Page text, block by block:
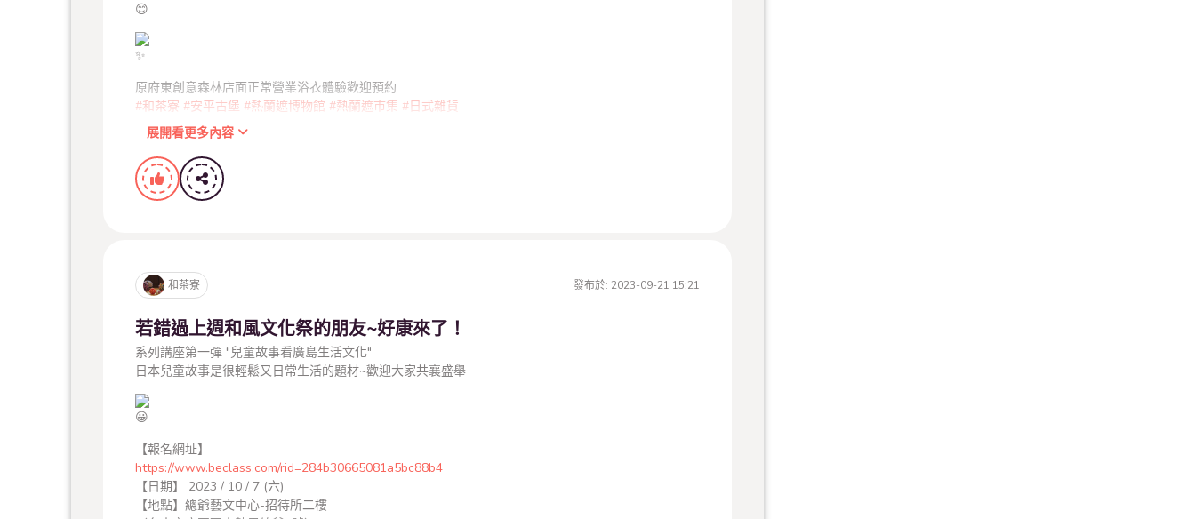
名物文旦&特色系列商品通通帶回家吧!
#總爺藝文中心 #2023總爺和風文化祭
#廣島縣傳統工藝特展 #和風市集 #秋柚日和市集​
#和太鼓祭音
#宮島飯匙熊野筆書寫體驗
#御守體驗
#9月17日下午2點30分開幕式
原府東創意森林店面正常營業浴衣體驗歡迎預約
#和茶寮 #安平古堡 #熱蘭遮博物館 #熱蘭遮市集 #日式雜貨
展開看更多內容
和茶寮 發布於: 2023-09-21 15:21
若錯過上週和風文化祭的朋友~好康來了！
系列講座第一彈 "兒童故事看廣島生活文化"
日本兒童故事是很輕鬆又日常生活的題材~歡迎大家共襄盛舉
【報名網址】
https://www.beclass.com/rid=284b30665081a5bc88b4
【日期】 2023 / 10 / 7 (六)
【地點】總爺藝文中心-招待所二樓